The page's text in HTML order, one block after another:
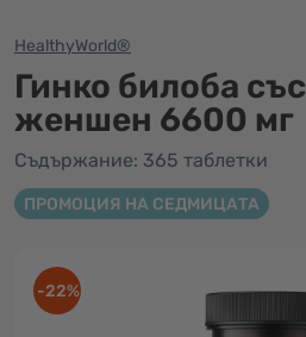
HealthyWorld®
Гинко билоба
женшен 6600 мг
Съдържание: 365 таблетки
ПРОМОЦИЯ НА СЕДМИЦАТА
-22%